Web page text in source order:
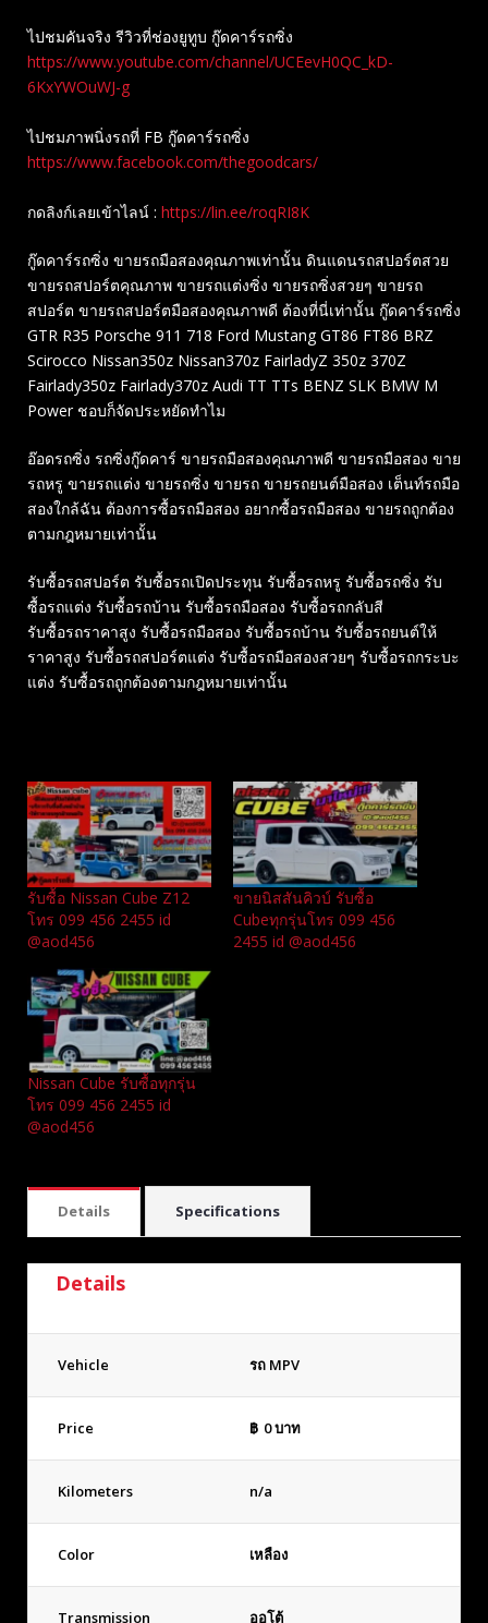
ไปชมคันจริง รีวิวที่ช่องยู​ทูบ​ กู๊ดคาร์รถซิ่ง
https://www.youtube.com/channel/UCEevH0QC_kD-
6KxYWOuWJ-g
ไปชมภาพนิ่งรถที่ FB กู๊ดคาร์รถซิ่ง
https://www.facebook.com/thegoodcars/
กดลิงก์เลยเข้าไลน์ : https://lin.ee/roqRI8K
กู๊ดคาร์รถซิ่ง ขายรถมือสองคุณภาพเท่านั้น ดินแดนรถสปอร์ตสวย
ขายรถสปอร์ตคุณภาพ ขายรถแต่งซิ่ง ขายรถซิ่งสวยๆ ขายรถ
สปอร์ต ขายรถสปอร์ตมือสองคุณภาพดี ต้องที่นี่เท่านั้น กู๊ดคาร์รถซิ่ง
GTR R35 Porsche 911 718 Ford Mustang GT86 FT86 BRZ
Scirocco Nissan350z Nissan370z FairladyZ 350z 370Z
Fairlady350z Fairlady370z Audi TT TTs BENZ SLK BMW M
Power ชอบก็จัดประหยัดทำไม
อ๊อดรถซิ่ง รถซิ่งกู๊ดคาร์ ขายรถมือสองคุณภาพดี ขายรถมือสอง ขาย
รถหรู ขายรถแต่ง ขายรถซิ่ง ขายรถ ขายรถยนต์มือสอง เต็นท์รถมือ
สองใกล้ฉัน ต้องการซื้อรถมือสอง อยากซื้อรถมือสอง ขายรถถูกต้อง
ตามกฎหมายเท่านั้น
รับซื้อรถสปอร์ต รับซื้อรถเปิดประทุน รับซื้อรถหรู รับซื้อรถซิ่ง รับ
ซื้อรถแต่ง รับซื้อรถบ้าน รับซื้อรถมือสอง รับซื้อรถกลับสี
รับซื้อรถราคาสูง รับซื้อรถมือสอง รับซื้อรถบ้าน รับซื้อรถยนต์ให้
ราคาสูง รับซื้อรถสปอร์ตแต่ง รับซื้อรถมือสองสวยๆ รับซื้อรถกระบะ
แต่ง รับซื้อรถถูกต้องตามกฎหมายเท่านั้น
รับซื้อ Nissan Cube Z12
โทร 099 456 2455 id
@aod456
ขายนิสสันคิวบ์ รับซื้อ
Cubeทุกรุ่นโทร 099 456
2455 id @aod456
Nissan Cube รับซื้อทุกรุ่น
โทร 099 456 2455 id
@aod456
Details Specifications
Details
Vehicle รถ MPV
Price ฿ 0บาท
Kilometers n/a
Color เหลือง
Transmission ออโต้